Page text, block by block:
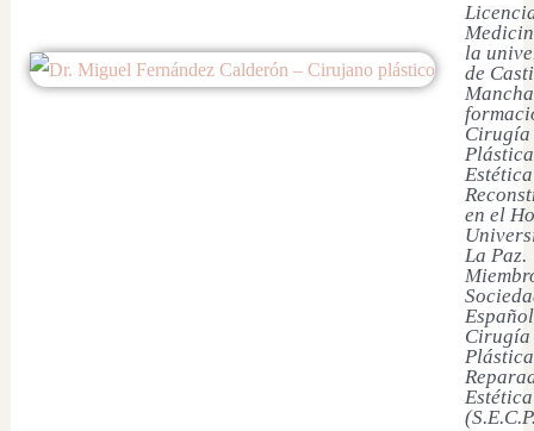
la
de
Cirugía
en el
La Paz.
Cirugía
Estética